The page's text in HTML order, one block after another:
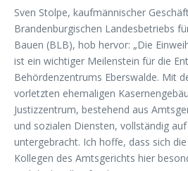
Sven Stolpe, kaufmännischer
Brandenburgischen Landesbetriebs
Bauen (BLB), hob hervor: „Die
ist ein wichtiger Meilenstein für die
Behördenzentrums Eberswalde. Mit
vorletzten ehemaligen
Justizzentrum, bestehend aus
und sozialen Diensten, vollständig
untergebracht. Ich hoffe, dass sich
Kollegen des Amtsgerichts hier